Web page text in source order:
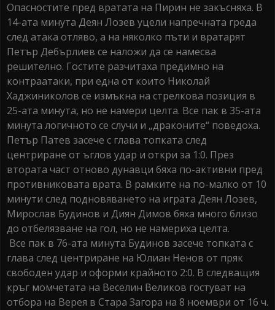
Опасностите пред вратата на Пирин не закъсняха. В
14-ата минута Деян Лозев уцели напречната греда
след атака отляво, а на няколко пъти и вратарят
Петър Дебърлиев се наложи да се намесва
решително. Гостите разчитаха предимно на
контраатаки, при една от които Николай
Хаджиниколов се измъкна на стрелкова позиция в
25-ата минута, но не намери целта. Все пак в 35-ата
минута логичното се случи и „драконите“ поведоха.
Петър Патев засече с глава топката след
центриране от ъглов удар и откри за 1:0. През
втората част отново дунавци бяха по-активни пред
противниковата врата. В рамките на по-малко от 10
минути след подновяването на играта Деян Лозев,
Мирослав Будинов и Диян Димов бяха много близо
до отбелязване на гол, но не намериха целта.
Все пак в 76-ата минута Будинов засече топката с
глава след центриране на Юлиан Ненов от пряк
свободен удар и оформи крайното 2:0. В следващия
кръг момчетата на Веселин Великов гостуват на
отбора на Верея в Стара Загора на 8 ноември от 16 ч.